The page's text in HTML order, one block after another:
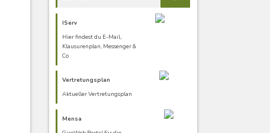
IServ
Hier findest du E-Mail,
Klausurenplan, Messenger &
Co
Vertretungsplan
Aktueller Vertretungsplan
Mensa